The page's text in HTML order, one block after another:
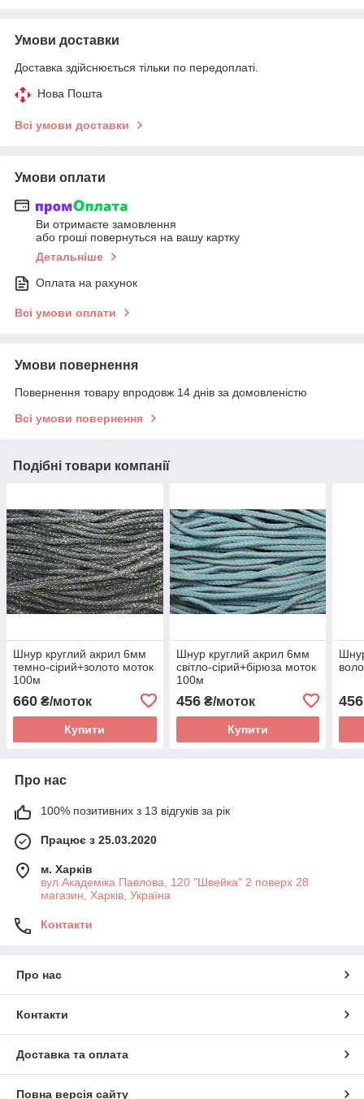
Умови доставки
Доставка здійснюється тільки по передоплаті.
Нова Пошта
Всі умови доставки
Умови оплати
Ви отримаєте замовлення
або гроші повернуться на вашу картку
Детальніше
Оплата на рахунок
Всі умови оплати
Умови повернення
Повернення товару впродовж 14 днів за домовленістю
Всі умови повернення
Подібні товари компанії
Шнур круглий акрил 6мм
темно-сірий+золото моток
100м
660 ₴/моток
Купити
Шнур круглий акрил 6мм
світло-сірий+бірюза моток
100м
456₴/моток
Купити
456
Про нас
100% позитивних з 13 відгуків за рік
Працює з 25.03.2020
м. Харків
вул.Академіка Павлова, 120 "Швейка" 2 поверх 28
магазин, Харків, Україна
Контакти
Про нас
Контакти
Доставка та оплата
Повна версія сайту